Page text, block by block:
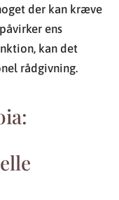
der kan kræve
ens
kan det
rådgivning.